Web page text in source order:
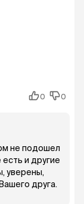
0
0
не подошел
и другие
уверены,
друга.